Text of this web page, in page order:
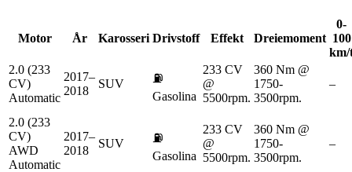
Motor År Karosseri Drivstoff Effekt Dreiemoment
0-
100
km/
2.0 (233
CV)
Automatic
2017–
2018
SUV
⛽
Gasolina
233 CV
@
5500rpm.
360 Nm @
1750-
3500rpm.
–
2.0 (233
CV)
AWD
Automatic
2017–
2018
SUV
⛽
Gasolina
233 CV
@
5500rpm.
360 Nm @
1750-
3500rpm.
–